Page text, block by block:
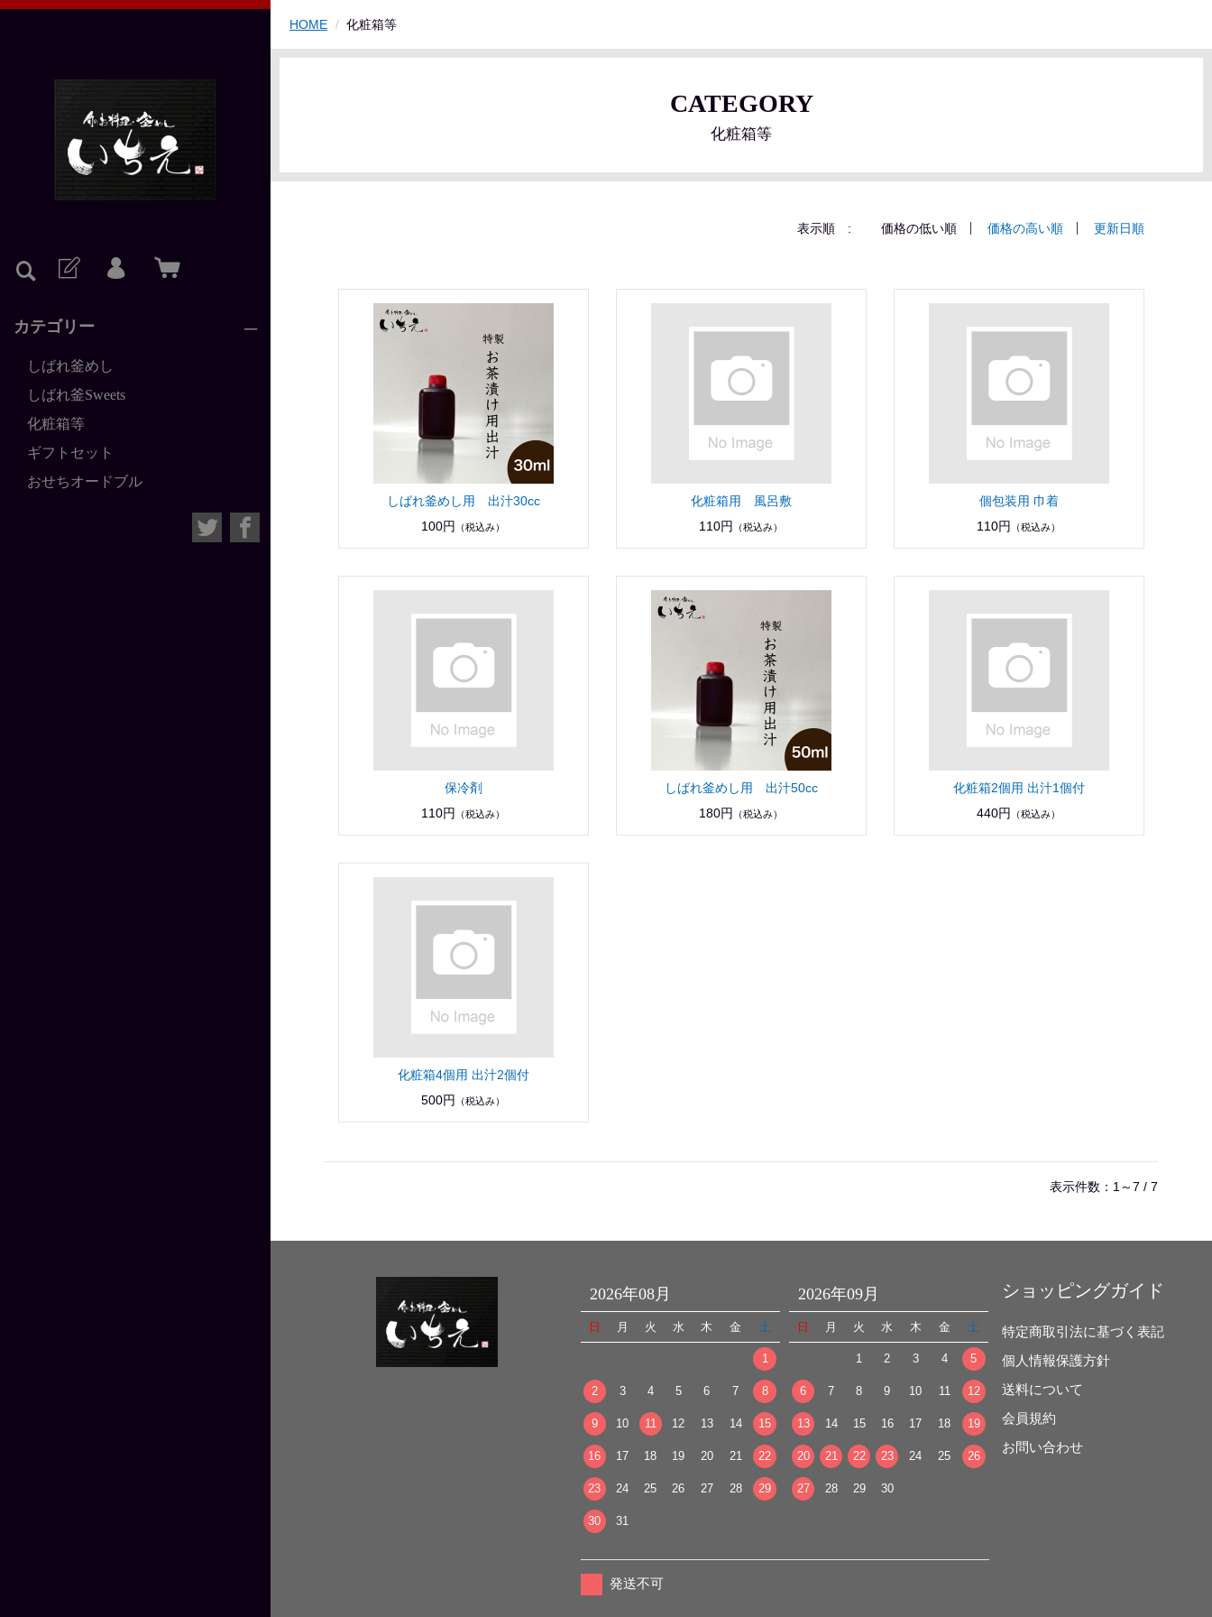
カテゴリー
しばれ釜めし
しばれ釜Sweets
化粧箱等
ギフトセット
おせちオードブル
HOME 化粧箱等
CATEGORY
化粧箱等
表示順 : 価格の低い順 価格の高い順 更新日順
しばれ釜めし用 出汁30cc
100円
（税込み）
化粧箱用 風呂敷
110円
（税込み）
個包装用 巾着
110円
（税込み）
保冷剤
110円
（税込み）
しばれ釜めし用 出汁50cc
180円
（税込み）
化粧箱2個用 出汁1個付
440円
（税込み）
化粧箱4個用 出汁2個付
500円
（税込み）
表示件数：1～7 / 7
2026年08月
日 月 火 水 木 金 土
1
2 3 4 5 6 7 8
9 10 11 12 13 14 15
16 17 18 19 20 21 22
23 24 25 26 27 28 29
30 31
2026年09月
日 月 火 水 木 金 土
1 2 3 4 5
6 7 8 9 10 11 12
13 14 15 16 17 18 19
20 21 22 23 24 25 26
27 28 29 30
発送不可
ショッピングガイド
特定商取引法に基づく表記
個人情報保護方針
送料について
会員規約
お問い合わせ